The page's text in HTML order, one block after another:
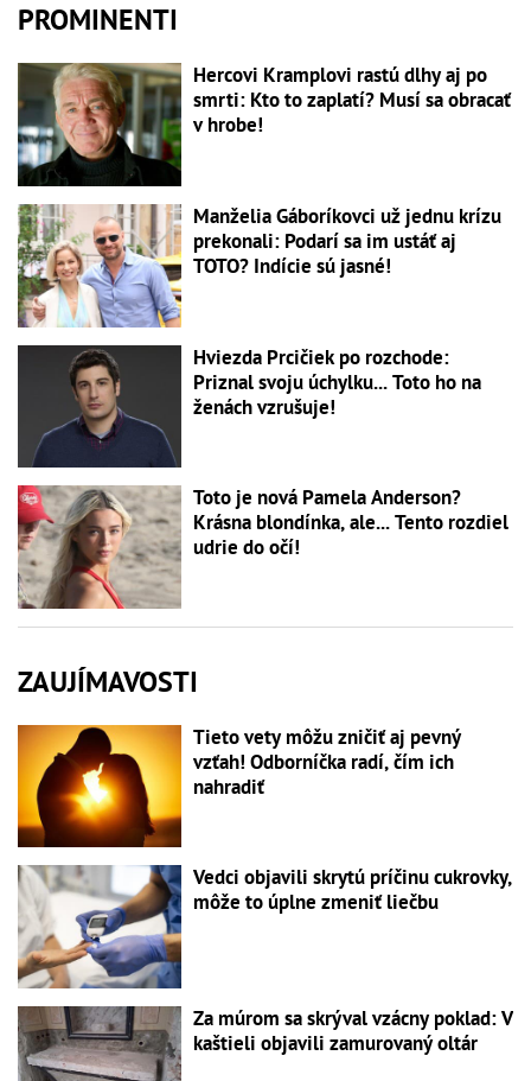
PROMINENTI
Hercovi Kramplovi rastú dlhy aj po
smrti: Kto to zaplatí? Musí sa obracať
v hrobe!
Manželia Gáboríkovci už jednu krízu
prekonali: Podarí sa im ustáť aj
TOTO? Indície sú jasné!
Hviezda Prcičiek po rozchode:
Priznal svoju úchylku... Toto ho na
ženách vzrušuje!
Toto je nová Pamela Anderson?
Krásna blondínka, ale... Tento rozdiel
udrie do očí!
ZAUJÍMAVOSTI
Tieto vety môžu zničiť aj pevný
vzťah! Odborníčka radí, čím ich
nahradiť
Vedci objavili skrytú príčinu cukrovky,
môže to úplne zmeniť liečbu
Za múrom sa skrýval vzácny poklad: V
kaštieli objavili zamurovaný oltár